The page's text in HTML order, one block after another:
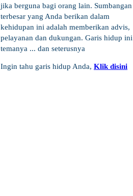
jika berguna bagi orang lain. Sumbangan
terbesar yang Anda berikan dalam
kehidupan ini adalah memberikan advis,
pelayanan dan dukungan. Garis hidup ini
temanya ... dan seterusnya
Ingin tahu garis hidup Anda, Klik disini